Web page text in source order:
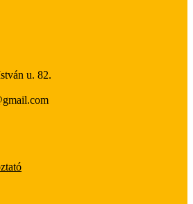
u. 82.